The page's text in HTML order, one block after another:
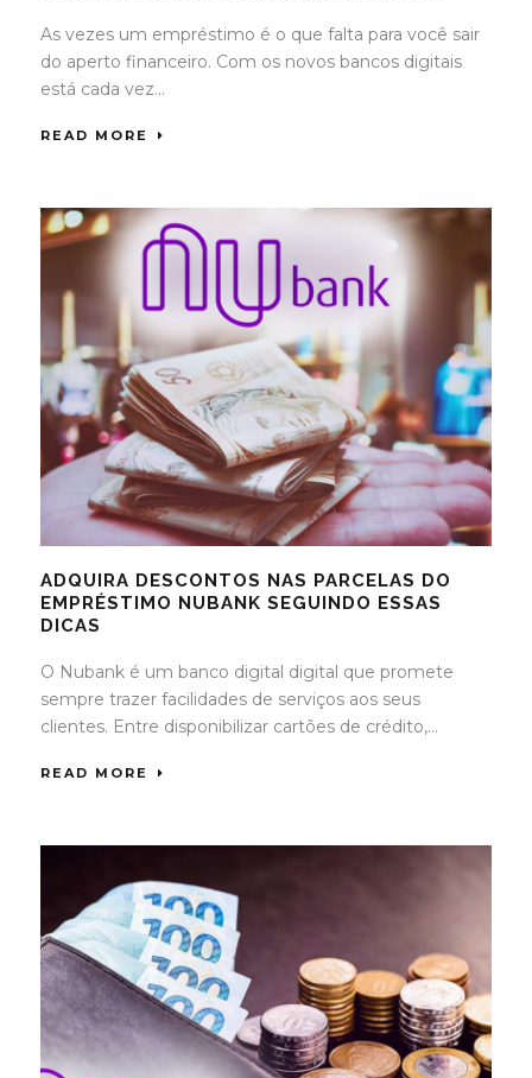
As vezes um empréstimo é o que falta para você sair
do aperto financeiro. Com os novos bancos digitais
está cada vez...
READ MORE
ADQUIRA DESCONTOS NAS PARCELAS DO
EMPRÉSTIMO NUBANK SEGUINDO ESSAS
DICAS
O Nubank é um banco digital digital que promete
sempre trazer facilidades de serviços aos seus
clientes. Entre disponibilizar cartões de crédito,...
READ MORE